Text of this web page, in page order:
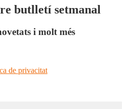
butlletí setmanal
i molt més
de privacitat